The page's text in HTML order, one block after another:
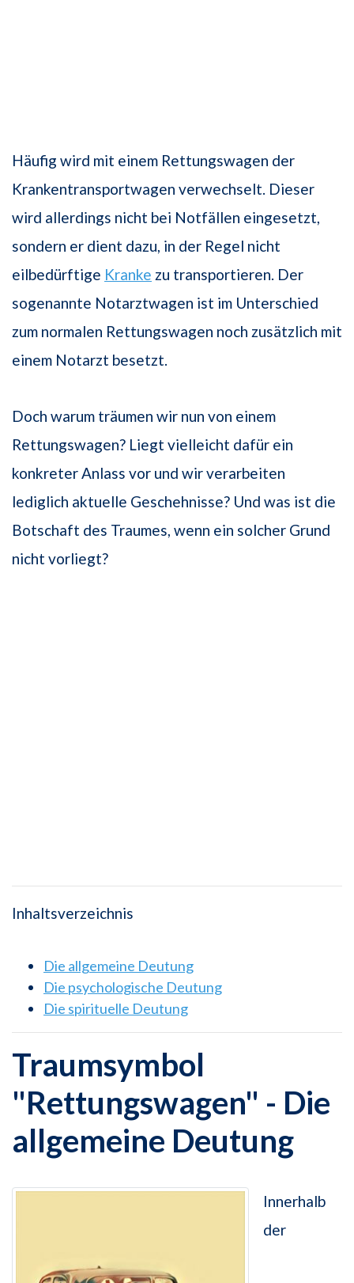
Häufig wird mit einem Rettungswagen der
Krankentransportwagen verwechselt. Dieser
wird allerdings nicht bei Notfällen eingesetzt,
sondern er dient dazu, in der Regel nicht
eilbedürftige Kranke zu transportieren. Der
sogenannte Notarztwagen ist im Unterschied
zum normalen Rettungswagen noch zusätzlich mit
einem Notarzt besetzt.
Doch warum träumen wir nun von einem
Rettungswagen? Liegt vielleicht dafür ein
konkreter Anlass vor und wir verarbeiten
lediglich aktuelle Geschehnisse? Und was ist die
Botschaft des Traumes, wenn ein solcher Grund
nicht vorliegt?
Inhaltsverzeichnis
Die allgemeine Deutung
Die psychologische Deutung
Die spirituelle Deutung
Traumsymbol
"Rettungswagen" - Die
allgemeine Deutung
Innerhalb
der